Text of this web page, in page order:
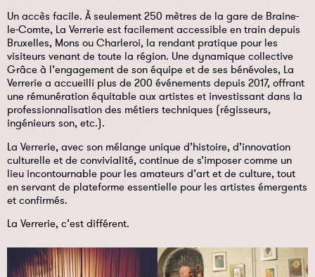
Un accès facile. À seulement 250 mètres de la gare de Braine-
le-Comte, La Verrerie est facilement accessible en train depuis
Bruxelles, Mons ou Charleroi, la rendant pratique pour les
visiteurs venant de toute la région. Une dynamique collective
Grâce à l’engagement de son équipe et de ses bénévoles, La
Verrerie a accueilli plus de 200 événements depuis 2017, offrant
une rémunération équitable aux artistes et investissant dans la
professionnalisation des métiers techniques (régisseurs,
ingénieurs son, etc.).
La Verrerie, avec son mélange unique d’histoire, d’innovation
culturelle et de convivialité, continue de s’imposer comme un
lieu incontournable pour les amateurs d’art et de culture, tout
en servant de plateforme essentielle pour les artistes émergents
et confirmés.
La Verrerie, c’est différent.